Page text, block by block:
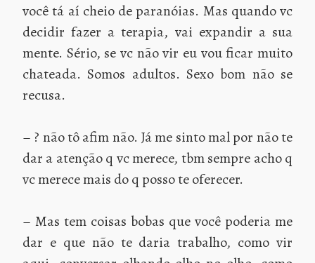
você tá aí cheio de paranóias. Mas quando vc
decidir fazer a terapia, vai expandir a sua
mente. Sério, se vc não vir eu vou ficar muito
chateada. Somos adultos. Sexo bom não se
recusa.
– ? não tô afim não. Já me sinto mal por não te
dar a atenção q vc merece, tbm sempre acho q
vc merece mais do q posso te oferecer.
– Mas tem coisas bobas que você poderia me
dar e que não te daria trabalho, como vir